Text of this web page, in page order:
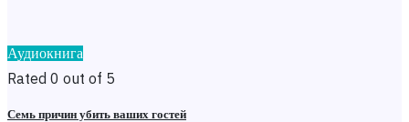
Аудиокнига
Rated 0 out of 5
Семь причин убить ваших гостей